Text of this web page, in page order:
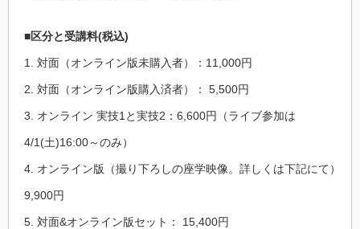
■区分と受講料(税込)
1. 対面（オンライン版未購入者）：11,000円
2. 対面（オンライン版購入済者）： 5,500円
3. オンライン 実技1と実技2：6,600円（ライブ参加は
4/1(土)16:00～のみ）
4. オンライン版（撮り下ろしの座学映像。詳しくは下記にて）
9,900円
5. 対面&オンライン版セット： 15,400円